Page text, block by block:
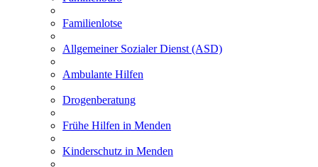
Familienlotse
Allgemeiner Sozialer Dienst (ASD)
Ambulante Hilfen
Drogenberatung
Frühe Hilfen in Menden
Kinderschutz in Menden